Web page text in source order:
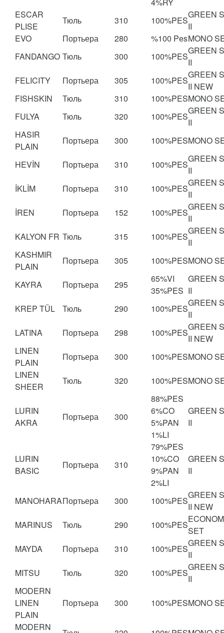
ESCAR
PLISE
Тюль 310 100%PES
GREEN
II
EVO
Портьера 280 %100 PesMONO
FANDANGO Тюль 300 100%PES
GREEN
II
FELICITY
Портьера 305 100%PES
GREEN
II NEW
FISHSKIN
Тюль 310 100%PESMONO
FULYA
Тюль 320 100%PES
GREEN
II
HASIR
PLAIN
Портьера 300 100%PESMONO
HEVİN Портьера 310 100%PES
GREEN
II
İKLİM
Портьера 310 100%PES
GREEN
II
İREN
Портьера 152 100%PES
GREEN
II
KALYON FR Тюль 315 100%PES
GREEN
II
KASHMIR
PLAIN
Портьера 305 100%PESMONO
KAYRA Портьера 295
65%VI
35%PES
GREEN
II
KREP TÜL
Тюль 290 100%PES
GREEN
II
LATINA
Портьера 298 100%PES
GREEN
II NEW
LINEN
PLAIN
Портьера 300 100%PESMONO
LINEN
SHEER
Тюль 320 100%PESMONO
LURIN
AKRA
Портьера 300
88%PES
6%CO
5%PAN
1%LI
GREEN
II
LURIN
BASIC
Портьера 310
79%PES
10%CO
9%PAN
2%LI
GREEN
II
MANOHARAПортьера 300 100%PES
GREEN
II NEW
MARINUS
Тюль 290 100%PES
SET
MAYDA
Портьера 310 100%PES
GREEN
II
MITSU
Тюль 320 100%PES
GREEN
II
MODERN
LINEN
PLAIN
Портьера 300 100%PESMONO
MODERN